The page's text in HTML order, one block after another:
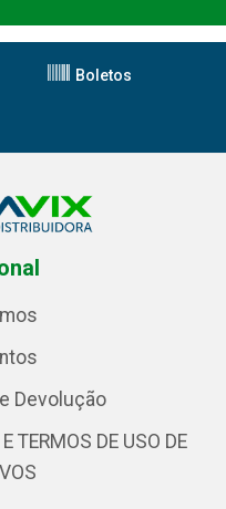
Boletos
Devolução
TERMOS DE USO DE